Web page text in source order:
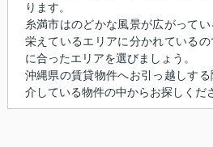
ります。
糸満市はのどかな風景が広がって
栄えているエリアに分かれている
に合ったエリアを選びましょう。
沖縄県の賃貸物件へお引っ越しす
介している物件の中からお探しくだ